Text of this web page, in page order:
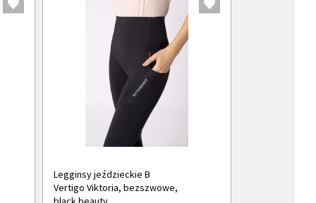
Legginsy jeździeckie B
Vertigo Viktoria, bezszwowe,